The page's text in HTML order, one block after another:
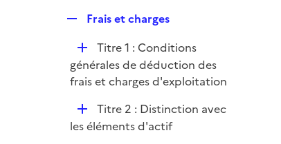
e
r
l
i
e
r
p
l
i
e
r
Frais et charges
D
é
p
e
Titre 1 : Conditions
générales de déduction des
frais et charges d'exploitation
D
é
Titre 2 : Distinction avec
les éléments d'actif